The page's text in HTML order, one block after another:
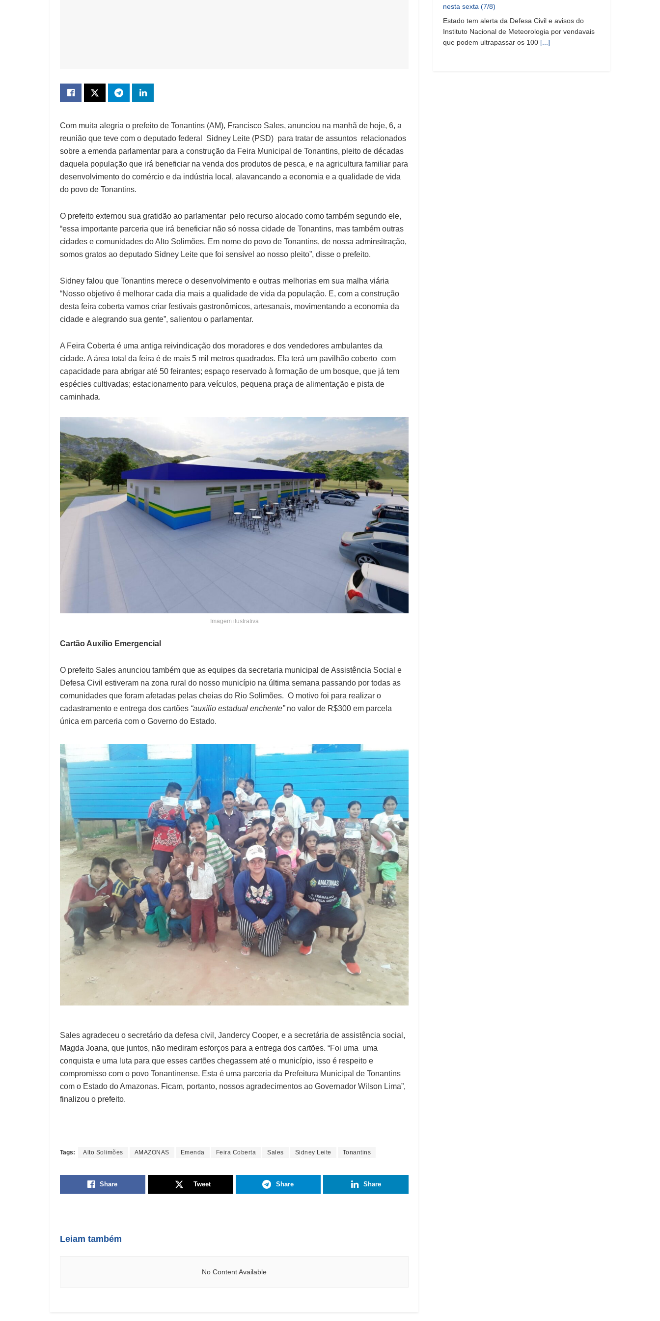
Com muita alegria o prefeito de Tonantins (AM), Francisco Sales, anunciou na manhã de hoje, 6, a
reunião que teve com o deputado federal Sidney Leite (PSD) para tratar de assuntos relacionados
sobre a emenda parlamentar para a construção da Feira Municipal de Tonantins, pleito de décadas
daquela população que irá beneficiar na venda dos produtos de pesca, e na agricultura familiar para
desenvolvimento do comércio e da indústria local, alavancando a economia e a qualidade de vida
do povo de Tonantins.
O prefeito externou sua gratidão ao parlamentar pelo recurso alocado como também segundo ele,
“essa importante parceria que irá beneficiar não só nossa cidade de Tonantins, mas também outras
cidades e comunidades do Alto Solimões. Em nome do povo de Tonantins, de nossa adminsitração,
somos gratos ao deputado Sidney Leite que foi sensível ao nosso pleito”, disse o prefeito.
Sidney falou que Tonantins merece o desenvolvimento e outras melhorias em sua malha viária
“Nosso objetivo é melhorar cada dia mais a qualidade de vida da população. E, com a construção
desta feira coberta vamos criar festivais gastronômicos, artesanais, movimentando a economia da
cidade e alegrando sua gente”, salientou o parlamentar.
A Feira Coberta é uma antiga reivindicação dos moradores e dos vendedores ambulantes da
cidade. A área total da feira é de mais 5 mil metros quadrados. Ela terá um pavilhão coberto com
capacidade para abrigar até 50 feirantes; espaço reservado à formação de um bosque, que já tem
espécies cultivadas; estacionamento para veículos, pequena praça de alimentação e pista de
caminhada.
Imagem ilustrativa
Cartão Auxílio Emergencial
O prefeito Sales anunciou também que as equipes da secretaria municipal de Assistência Social e
Defesa Civil estiveram na zona rural do nosso município na última semana passando por todas as
comunidades que foram afetadas pelas cheias do Rio Solimões. O motivo foi para realizar o
cadastramento e entrega dos cartões “auxílio estadual enchente”no valor de R$300 em parcela
única em parceria com o Governo do Estado.
Sales agradeceu o secretário da defesa civil, Jandercy Cooper, e a secretária de assistência social,
Magda Joana, que juntos, não mediram esforços para a entrega dos cartões. “Foi uma uma
conquista e uma luta para que esses cartões chegassem até o município, isso é respeito e
compromisso com o povo Tonantinense. Esta é uma parceria da Prefeitura Municipal de Tonantins
com o Estado do Amazonas. Ficam, portanto, nossos agradecimentos ao Governador Wilson Lima”,
finalizou o prefeito.
Tags: Alto Solimões AMAZONAS Emenda Feira Coberta Sales Sidney Leite Tonantins
Share Tweet Share Share
Leiam também
No Content Available
nesta sexta (7/8)
Estado tem alerta da Defesa Civil e avisos do
Instituto Nacional de Meteorologia por vendavais
que podem ultrapassar os 100 [...]